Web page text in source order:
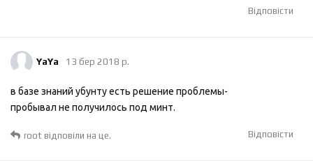
Відповісти
YaYa 13 бер 2018 р.
в базе знаний убунту есть решение проблемы-
пробывал не получилось под минт.
Відповісти
root відповіли на це.